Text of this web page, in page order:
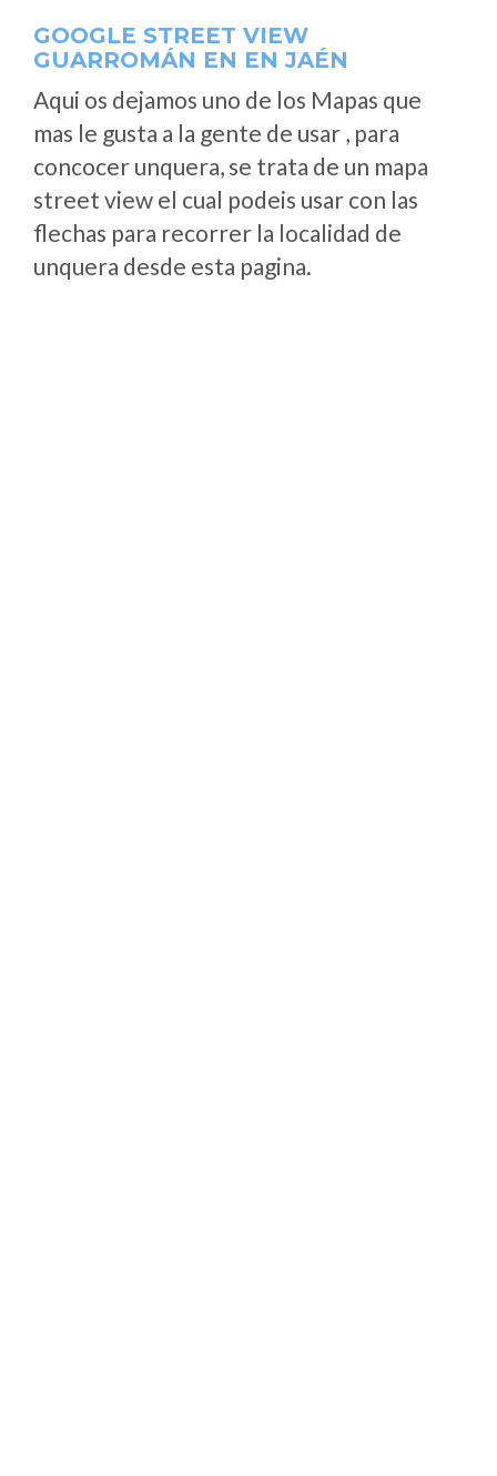
GOOGLE STREET VIEW
GUARROMÁN EN EN JAÉN
Aqui os dejamos uno de los Mapas que
mas le gusta a la gente de usar , para
concocer unquera, se trata de un mapa
street view el cual podeis usar con las
flechas para recorrer la localidad de
unquera desde esta pagina.